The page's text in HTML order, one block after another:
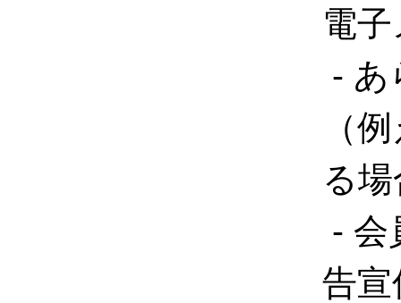
電
- あ
（
る
- 会
告